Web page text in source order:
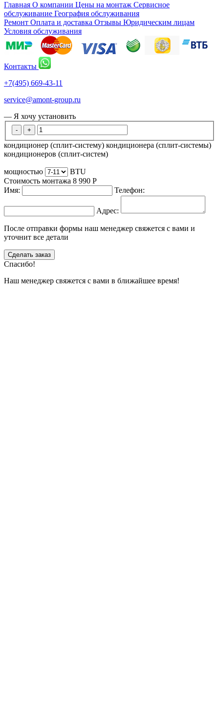
Главная О компании Цены на монтаж Сервисное
обслуживание География обслуживания
Ремонт Оплата и доставка Отзывы Юридическим лицам
Условия обслуживания
Контакты
+7(495) 669-43-11
service@amont-group.ru
— Я хочу установить
- +
кондиционер (сплит-систему) кондиционера (сплит-системы)
кондиционеров (сплит-систем)
мощностью
BTU
Стоимость монтажа 8 990 Р
Имя:
Телефон:
Адрес:
После отправки формы наш менеджер свяжется с вами и
уточнит все детали
Сделать заказ
Спасибо!
Наш менеджер свяжется с вами в ближайшее время!